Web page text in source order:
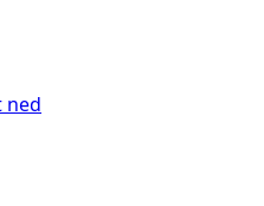
ned